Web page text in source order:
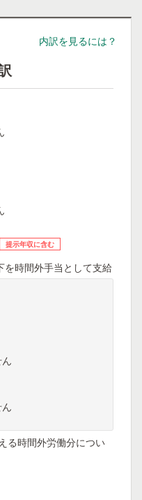
内訳を見るには？
提示年収に含む
時間外手当として支給
る時間外労働分につい